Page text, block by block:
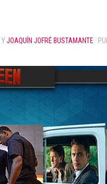
YJOAQUÍN JOFRÉ BUSTAMANTE ·